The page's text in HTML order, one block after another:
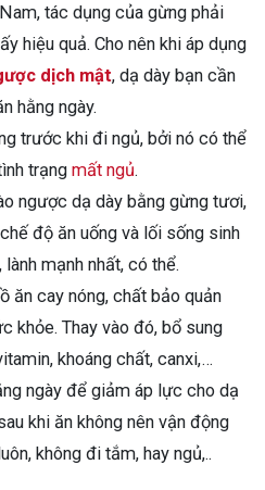
tác dụng của gừng phải
hiệu quả. Cho nên khi áp dụng
dịch mật, dạ dày bạn cần
hằng ngày.
trước khi đi ngủ, bởi nó có thể
trạng mất ngủ.
ngược dạ dày bằng gừng tươi,
độ ăn uống và lối sống sinh
mạnh nhất, có thể.
ăn cay nóng, chất bảo quản
khỏe. Thay vào đó, bổ sung
khoáng chất, canxi,…
ngày để giảm áp lực cho dạ
khi ăn không nên vận động
không đi tắm, hay ngủ,..